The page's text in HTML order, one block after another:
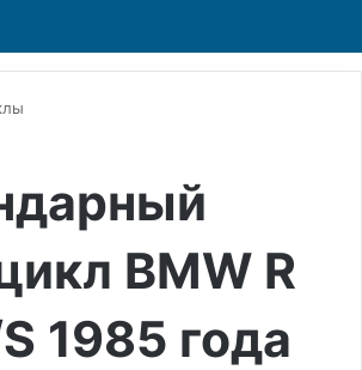
BMW R
1985 года